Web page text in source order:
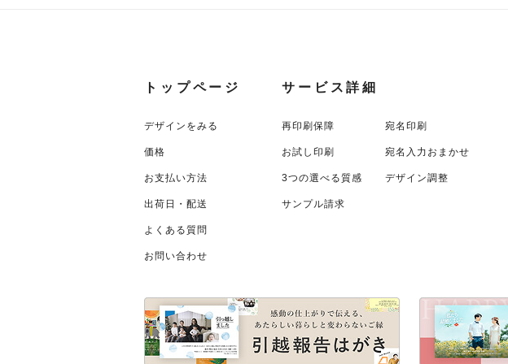
トップページ
デザインをみる
価格
お支払い方法
出荷日・配送
よくある質問
お問い合わせ
サービス詳細
再印刷保障 宛名印刷
お試し印刷 宛名入力おまかせ
3つの選べる質感 デザイン調整
サンプル請求